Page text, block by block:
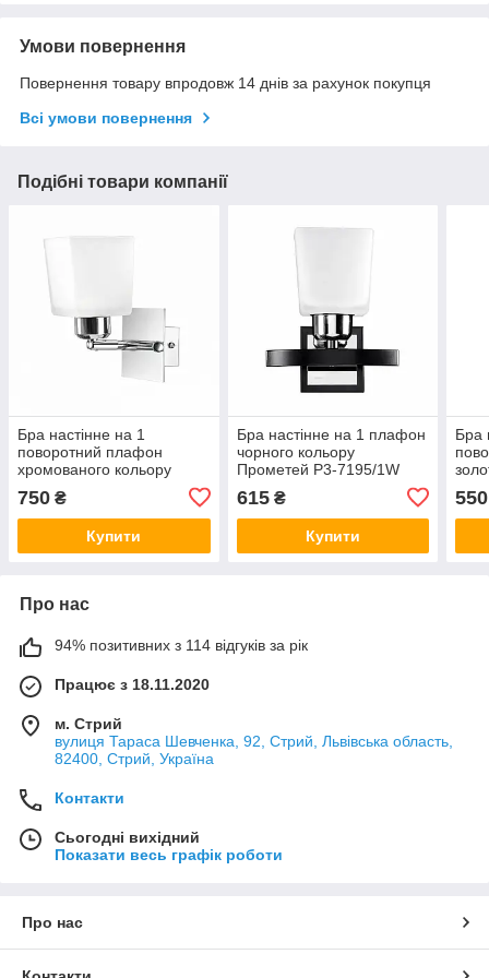
Умови повернення
Повернення товару впродовж 14 днів за рахунок покупця
Всі умови повернення
Подібні товари компанії
Бра настінне на 1
поворотний плафон
хромованого кольору
CR+WT
750 ₴
Купити
Бра настінне на 1 плафон
чорного кольору
Прометей P3-7195/1W
615₴
Купити
Бра
550
Про нас
94% позитивних з 114 відгуків за рік
Працює з 18.11.2020
м. Стрий
вулиця Тараса Шевченка, 92, Стрий, Львівська область,
82400, Стрий, Україна
Контакти
Сьогодні вихідний
Показати весь графік роботи
Про нас